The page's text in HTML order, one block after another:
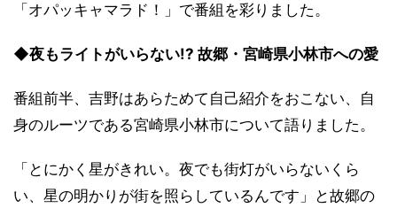
「オパッキャマラド！」で番組を彩りました。
◆夜もライトがいらない!? 故郷・宮崎県小林市への愛
番組前半、吉野はあらためて自己紹介をおこない、自
身のルーツである宮崎県小林市について語りました。
「とにかく星がきれい。夜でも街灯がいらないくら
い、星の明かりが街を照らしているんです」と故郷の